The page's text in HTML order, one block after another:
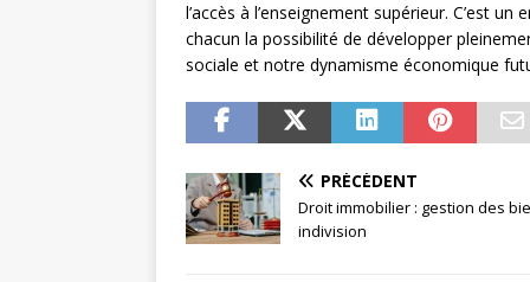
l’accès à l’enseignement supérieur. C’est
chacun la possibilité de développer
sociale et notre dynamisme économique
PRÉCÉDENT
Droit immobilier : gestion des
indivision